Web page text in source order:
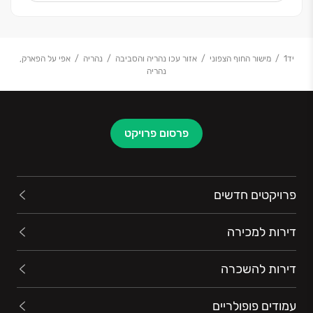
יד1 מישור החוף הצפוני אזור עכו נהריה והסביבה נהריה
אפי על הפארק,
נהריה
פרסום פרויקט
פרויקטים חדשים
דירות למכירה
דירות להשכרה
עמודים פופולריים